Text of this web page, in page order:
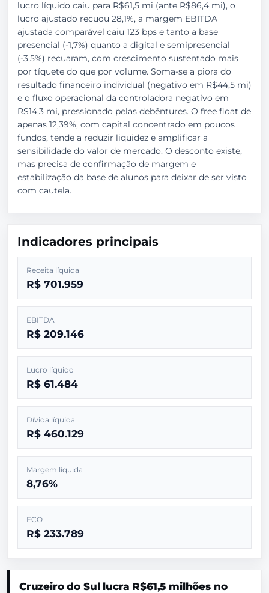
lucro líquido caiu para R$61,5 mi (ante R$86,4 mi), o
lucro ajustado recuou 28,1%, a margem EBITDA
ajustada comparável caiu 123 bps e tanto a base
presencial (-1,7%) quanto a digital e semipresencial
(-3,5%) recuaram, com crescimento sustentado mais
por tíquete do que por volume. Soma-se a piora do
resultado financeiro individual (negativo em R$44,5 mi)
e o fluxo operacional da controladora negativo em
R$14,3 mi, pressionado pelas debêntures. O free float de
apenas 12,39%, com capital concentrado em poucos
fundos, tende a reduzir liquidez e amplificar a
sensibilidade do valor de mercado. O desconto existe,
mas precisa de confirmação de margem e
estabilização da base de alunos para deixar de ser visto
com cautela.
Indicadores principais
Receita líquida
R$ 701.959
EBITDA
R$ 209.146
Lucro líquido
R$ 61.484
Dívida líquida
R$ 460.129
Margem líquida
8,76%
FCO
R$ 233.789
Cruzeiro do Sul lucra R$61,5 milhões no